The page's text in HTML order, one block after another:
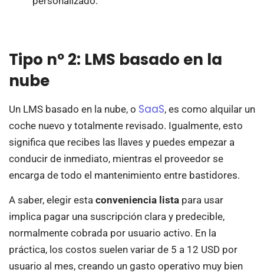
Tipo nº 2: LMS basado en la
nube
Un LMS basado en la nube, o SaaS, es como alquilar un
coche nuevo y totalmente revisado. Igualmente, esto
significa que recibes las llaves y puedes empezar a
conducir de inmediato, mientras el proveedor se
encarga de todo el mantenimiento entre bastidores.
A saber, elegir esta conveniencia lista para usar
implica pagar una suscripción clara y predecible,
normalmente cobrada por usuario activo. En la
práctica, los costos suelen variar de 5 a 12 USD por
usuario al mes, creando un gasto operativo muy bien